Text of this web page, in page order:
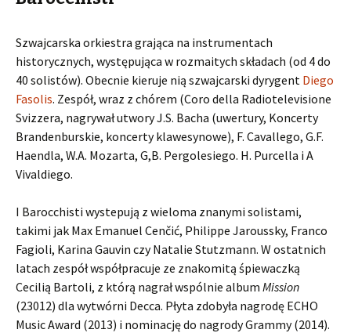
Szwajcarska orkiestra grająca na instrumentach
historycznych, występująca w rozmaitych składach (od 4 do
40 solistów). Obecnie kieruje nią szwajcarski dyrygent Diego
Fasolis. Zespół, wraz z chórem (Coro della Radiotelevisione
Svizzera, nagrywał utwory J.S. Bacha (uwertury, Koncerty
Brandenburskie, koncerty klawesynowe), F. Cavallego, G.F.
Haendla, W.A. Mozarta, G,B. Pergolesiego. H. Purcella i A
Vivaldiego.
I Barocchisti wystepują z wieloma znanymi solistami,
takimi jak Max Emanuel Cenčić, Philippe Jaroussky, Franco
Fagioli, Karina Gauvin czy Natalie Stutzmann. W ostatnich
latach zespół współpracuje ze znakomitą śpiewaczką
Cecilią Bartoli, z którą nagrał wspólnie album Mission
(23012) dla wytwórni Decca. Płyta zdobyła nagrodę ECHO
Music Award (2013) i nominację do nagrody Grammy (2014).